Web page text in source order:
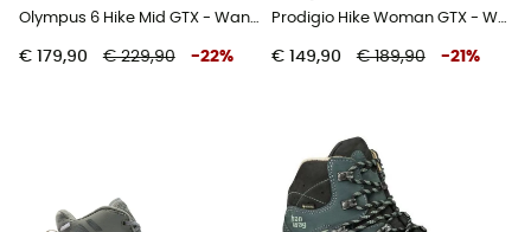
Olympus 6 Hike Mid GTX - Wandelschoenen - Dames
€ 179,90 € 229,90 -22%
Prodigio Hike Woman GTX - Wandelschoenen - Dames
€ 149,90 € 189,90 -21 %